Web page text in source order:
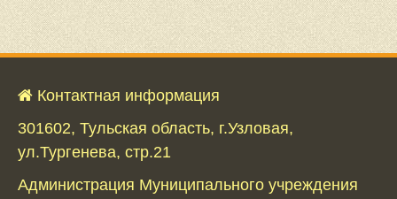
Контактная информация
301602, Тульская область, г.Узловая,
ул.Тургенева, стр.21
Администрация Муниципального учреждения